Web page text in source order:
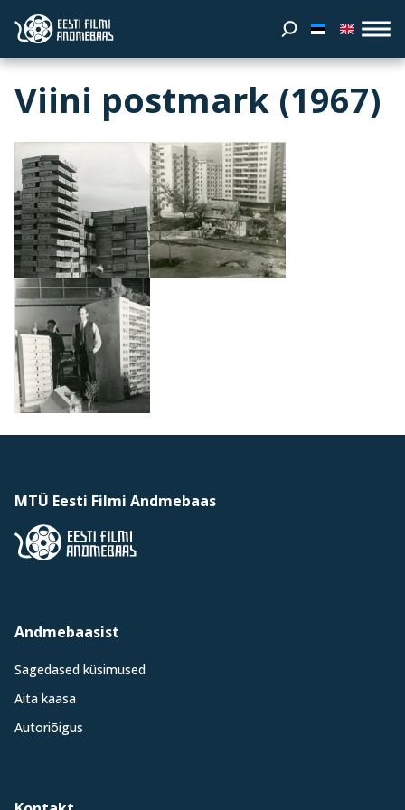
Viini postmark (1967)
MTÜ Eesti Filmi Andmebaas
Andmebaasist
Sagedased küsimused
Aita kaasa
Autoriõigus